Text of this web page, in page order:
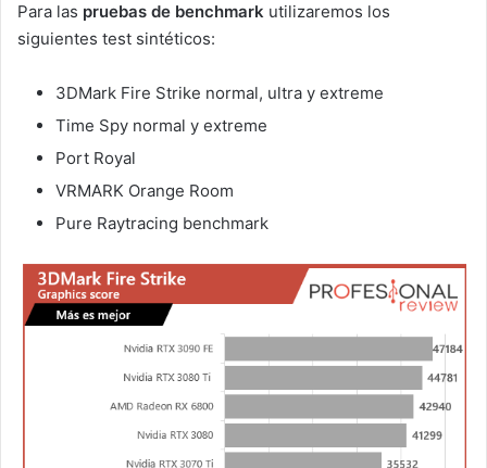
Para las pruebas de benchmark utilizaremos los
siguientes test sintéticos:
3DMark Fire Strike normal, ultra y extreme
Time Spy normal y extreme
Port Royal
VRMARK Orange Room
Pure Raytracing benchmark